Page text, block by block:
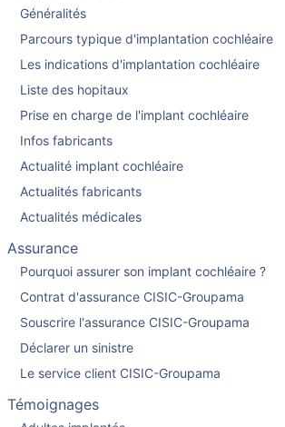
Généralités
Parcours typique d'implantation cochléaire
Les indications d'implantation cochléaire
Liste des hopitaux
Prise en charge de l'implant cochléaire
Infos fabricants
Actualité implant cochléaire
Actualités fabricants
Actualités médicales
Assurance
Pourquoi assurer son implant cochléaire ?
Contrat d'assurance CISIC-Groupama
Souscrire l'assurance CISIC-Groupama
Déclarer un sinistre
Le service client CISIC-Groupama
Témoignages